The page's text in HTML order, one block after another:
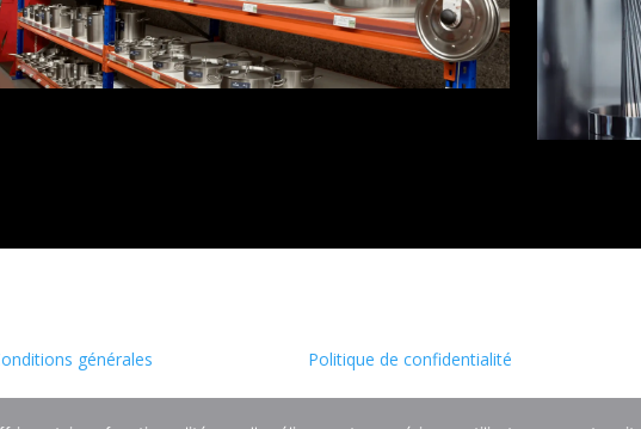
générales Politique de confidentialité